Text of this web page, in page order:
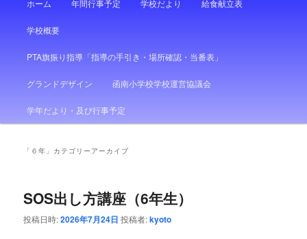
ホーム 年間行事予定 学校だより 給食献立表
学校概要
PTA旗振り指導「指導の手引き・場所確認・当番表」
グランドデザイン 函南小学校学校運営協議会
学年だより・及び行事予定
「 ６年 」カテゴリーアーカイブ
SOS出し方講座（6年生）
投稿日時:2026年7月24日 投稿者:kyoto